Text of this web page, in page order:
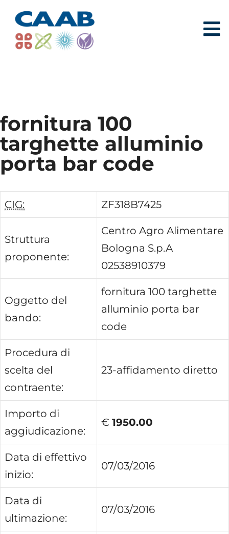
fornitura 100
targhette alluminio
porta bar code
CIG: ZF318B7425
Struttura
proponente:
Centro Agro Alimentare
Bologna S.p.A
02538910379
Oggetto del
bando:
fornitura 100 targhette
alluminio porta bar
code
Procedura di
scelta del
contraente:
23-affidamento diretto
Importo di
aggiudicazione:
€ 1950.00
Data di effettivo
inizio:
07/03/2016
Data di
ultimazione:
07/03/2016